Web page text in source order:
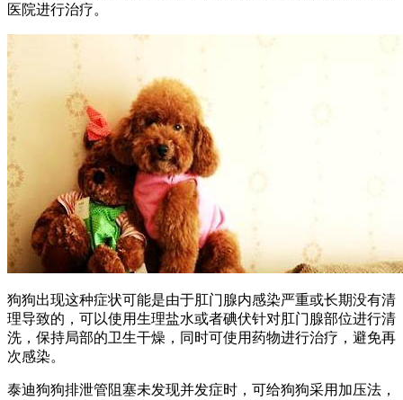
医院进行治疗。
狗狗出现这种症状可能是由于肛门腺内感染严重或长期没有清
理导致的，可以使用生理盐水或者碘伏针对肛门腺部位进行清
洗，保持局部的卫生干燥，同时可使用药物进行治疗，避免再
次感染。
泰迪狗狗排泄管阻塞未发现并发症时，可给狗狗采用加压法，